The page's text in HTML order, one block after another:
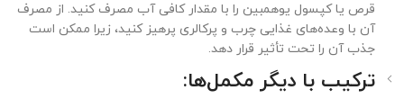
قرص یا کپسول یوهمبین را با مقدار کافی آب مصرف کنید. از مصرف
آن با وعده‌های غذایی چرب و پرکالری پرهیز کنید، زیرا ممکن است
جذب آن را تحت تأثیر قرار دهد.
ترکیب با دیگر مکمل‌ها: